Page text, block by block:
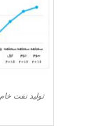
تولید نفت